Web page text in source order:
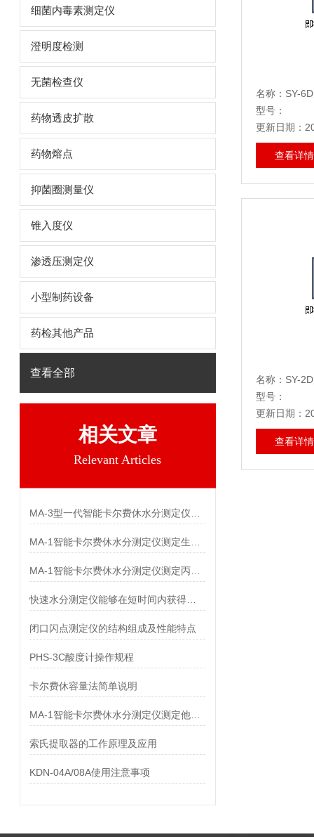
细菌内毒素测定仪
澄明度检测
无菌检查仪
药物透皮扩散
药物熔点
抑菌圈测量仪
锥入度仪
渗透压测定仪
小型制药设备
药检其他产品
查看全部
相关文章
Relevant Articles
闭口闪点测定仪的结构组成及性能特点
PHS-3C酸度计操作规程
卡尔费休容量法简单说明
索氏提取器的工作原理及应用
KDN-04A/08A使用注意事项
名称：SY-
型号：
更新日期：
查看详情
名称：SY-
型号：
更新日期：
查看详情